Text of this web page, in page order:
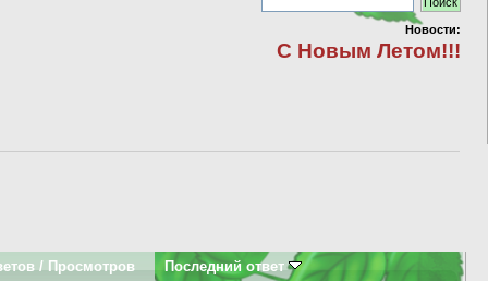
Новости:
С Новым Летом!!!
/ Просмотров Последний ответ